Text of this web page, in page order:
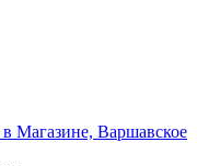
Магазине, Варшавское